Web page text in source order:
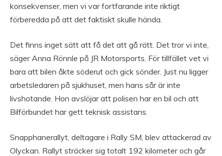
konsekvenser, men vi var fortfarande inte riktigt
förberedda på att det faktiskt skulle hända.
Det finns inget sätt att få det att gå rätt. Det tror vi inte,
säger Anna Rönnle på JR Motorsports. För tillfället vet vi
bara att bilen åkte söderut och gick sönder. Just nu ligger
arbetsledaren på sjukhuset, men hans sår är inte
livshotande. Hon avslöjar att polisen har en bil och att
Bilförbundet har gett teknisk assistans.
Snapphanerallyt, deltagare i Rally SM, blev attackerad av
Olyckan. Rallyt sträcker sig totalt 192 kilometer och går